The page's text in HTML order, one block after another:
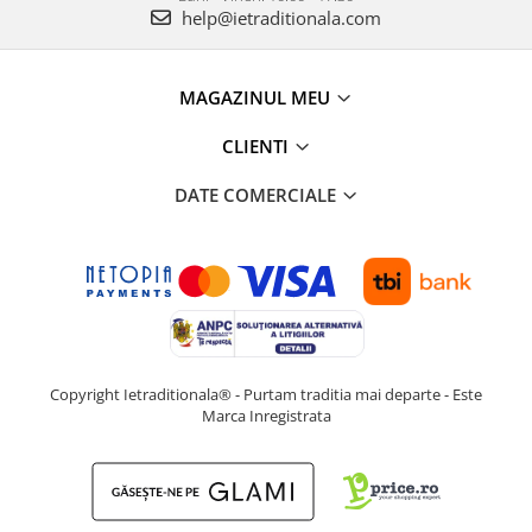
help@ietraditionala.com
MAGAZINUL MEU
CLIENTI
DATE COMERCIALE
Copyright Ietraditionala® - Purtam traditia mai departe - Este
Marca Inregistrata